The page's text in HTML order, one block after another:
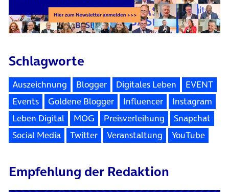
Schlagworte
Auszeichnung Blogger Digitales Leben
EVENT
Events
Goldene Blogger Influencer
Instagram
Leben Digital
MOG Preisverleihung
Snapchat
Social Media
Twitter Veranstaltung YouTube
Empfehlung der Redaktion